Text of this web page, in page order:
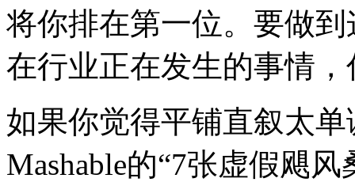
将你排在第一位。要做
在行业正在发生的事情
如果你觉得平铺直叙太
Mashable的“7张虚假飓